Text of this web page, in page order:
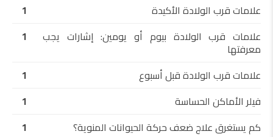
علامات قرب الولادة الأكيدة
1
علامات قرب الولادة بيوم أو يومين: إشارات يجب
معرفتها
1
علامات قرب الولادة قبل أسبوع
1
فيلر الأماكن الحساسة
1
كم يستغرق علاج ضعف حركة الحيوانات المنوية؟
1